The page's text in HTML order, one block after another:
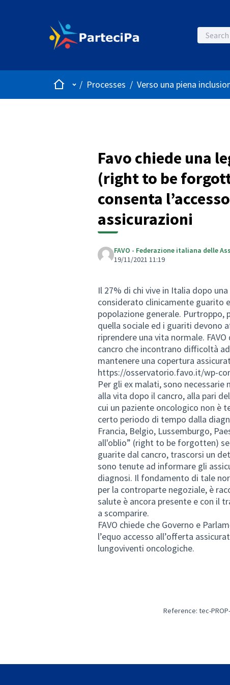
HomeMain menu
/ Processes / Verso una piena
Favo chiede una
(right to be
consenta
assicurazioni
FAVO - Federazione italiana delle
19/11/2021 11:19
Il 27% di chi vive in Italia dopo
considerato clinicamente guarito
popolazione generale. Purtroppo,
quella sociale ed i guariti devono
riprendere una vita normale.
cancro che incontrano difficoltà
mantenere una copertura
https://osservatorio.favo.it/wp-
Per gli ex malati, sono
alla vita dopo il cancro, alla pari
cui un paziente oncologico non è
certo periodo di tempo dalla
Francia, Belgio, Lussemburgo,
all'oblio” (right to be forgotten)
guarite dal cancro, trascorsi un
sono tenute ad informare gli
diagnosi. Il fondamento di tale
per la controparte negoziale, è
salute è ancora presente e con il
a scomparire.
FAVO chiede che Governo e
l’equo accesso all’offerta
lungoviventi oncologiche.
Reference: tec-